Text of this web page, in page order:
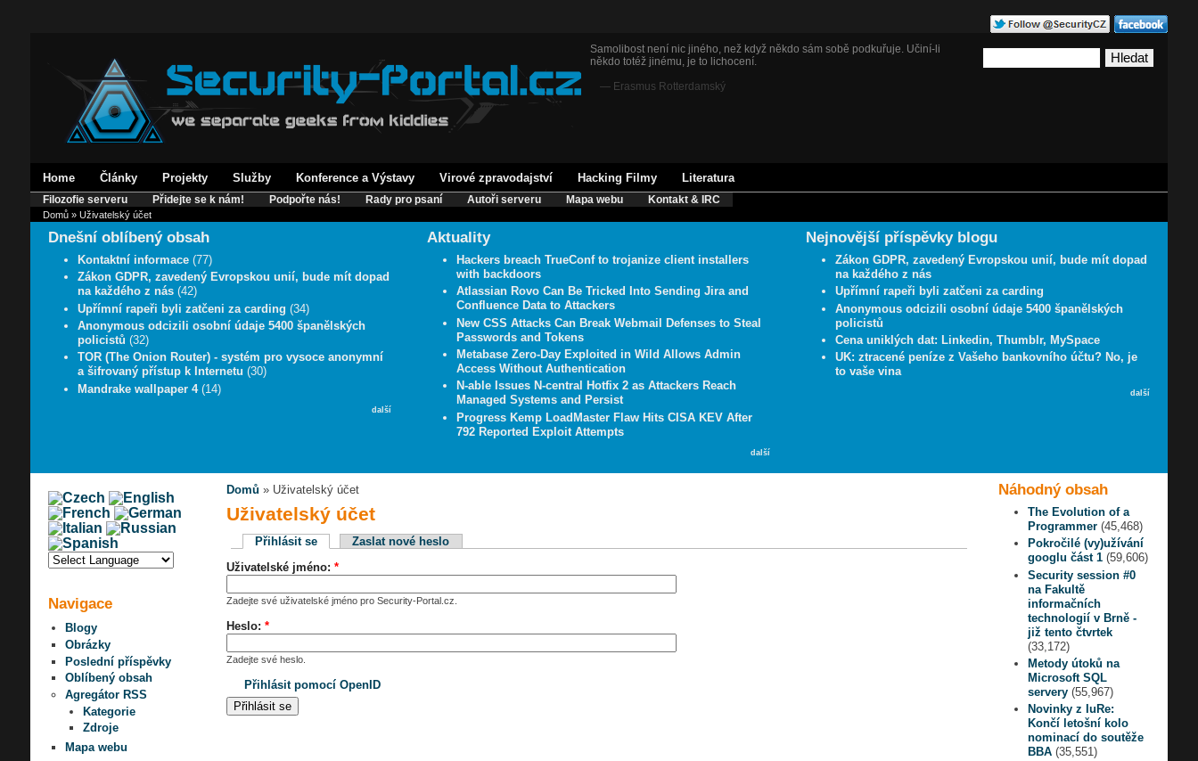
Samolibost není nic jiného, než když někdo sám sobě podkuřuje. Učiní-li
někdo totéž jinému, je to lichocení.
— Erasmus Rotterdamský
Home Články Projekty Služby Konference a Výstavy Virové zpravodajství Hacking Filmy Literatura
Filozofie serveru Přidejte se k nám! Podpořte nás! Rady pro psaní Autoři serveru Mapa webu Kontakt & IRC
Domů» Uživatelský účet
Dnešní oblíbený obsah
Kontaktní informace (77)
Zákon GDPR, zavedený Evropskou unií, bude mít dopad
na každého z nás (42)
Upřímní rapeři byli zatčeni za carding (34)
Anonymous odcizili osobní údaje 5400 španělských
policistů (32)
TOR (The Onion Router) - systém pro vysoce anonymní
a šifrovaný přístup k Internetu (30)
Mandrake wallpaper 4 (14)
další
Aktuality
Hackers breach TrueConf to trojanize client installers
with backdoors
Atlassian Rovo Can Be Tricked Into Sending Jira and
Confluence Data to Attackers
New CSS Attacks Can Break Webmail Defenses to Steal
Passwords and Tokens
Metabase Zero-Day Exploited in Wild Allows Admin
Access Without Authentication
N-able Issues N-central Hotfix 2 as Attackers Reach
Managed Systems and Persist
Progress Kemp LoadMaster Flaw Hits CISA KEV After
792 Reported Exploit Attempts
další
Nejnovější příspěvky blogu
Zákon GDPR, zavedený Evropskou unií, bude mít dopad
na každého z nás
Upřímní rapeři byli zatčeni za carding
Anonymous odcizili osobní údaje 5400 španělských
policistů
Cena uniklých dat: Linkedin, Thumblr, MySpace
UK: ztracené peníze z Vašeho bankovního účtu? No, je
to vaše vina
další
Navigace
Blogy
Obrázky
Poslední příspěvky
Oblíbený obsah
Agregátor RSS
Kategorie
Zdroje
Mapa webu
Domů » Uživatelský účet
Uživatelský účet
Přihlásit se
Zaslat nové heslo
Uživatelské jméno: *
Zadejte své uživatelské jméno pro Security-Portal.cz.
Heslo: *
Zadejte své heslo.
Přihlásit pomocí OpenID
Náhodný obsah
The Evolution of a
Programmer (45,468)
Pokročilé (vy)užívání
googlu část 1 (59,606)
Security session #0
na Fakultě
informačních
technologií v Brně -
již tento čtvrtek
(33,172)
Metody útoků na
Microsoft SQL
servery (55,967)
Novinky z IuRe:
Končí letošní kolo
nominací do soutěže
BBA (35,551)